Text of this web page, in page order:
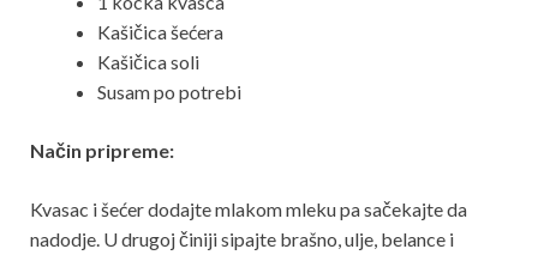
Kašičica šećera
Kašičica soli
Susam po potrebi
Način pripreme:
Kvasac i šećer dodajte mlakom mleku pa sačekajte da
nadodje. U drugoj činiji sipajte brašno, ulje, belance i